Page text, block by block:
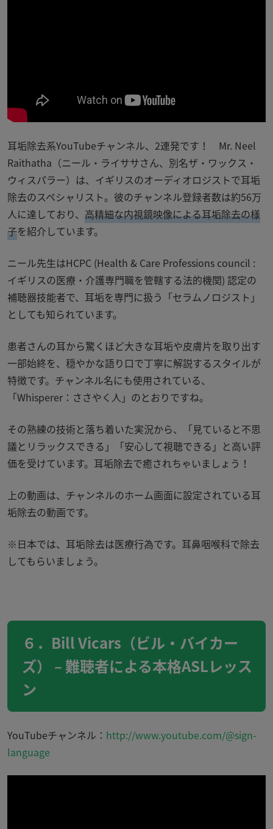
耳垢除去系YouTubeチャンネル、2連発です！ Mr. Neel
Raithatha（ニール・ライササさん、別名ザ・ワックス・
ウィスパラー）は、イギリスのオーディオロジストで耳垢
除去のスペシャリスト。彼のチャンネル登録者数は約56万
人に達しており、 高精細な内視鏡映像による耳垢除去の様
子を紹介しています。
ニール先生はHCPC (Health & Care Professions council :
イギリスの医療・介護専門職を管轄する法的機関) 認定の
補聴器技能者で、耳垢を専門に扱う「セラムノロジスト」
としても知られています。
患者さんの耳から驚くほど大きな耳垢や皮膚片を取り出す
一部始終を、穏やかな語り口で丁寧に解説するスタイルが
特徴です。チャンネル名にも使用されている、
「Whisperer：ささやく人」のとおりですね。
その熟練の技術と落ち着いた実況から、「見ていると不思
議とリラックスできる」「安心して視聴できる」と高い評
価を受けています。耳垢除去で癒されちゃいましょう！
上の動画は、チャンネルのホーム画面に設定されている耳
垢除去の動画です。
※日本では、耳垢除去は医療行為です。耳鼻咽喉科で除去
してもらいましょう。
６．Bill Vicars（ビル・バイカー
ズ） – 難聴者による本格ASLレッス
ン
YouTubeチャンネル： http://www.youtube.com/@sign-
language